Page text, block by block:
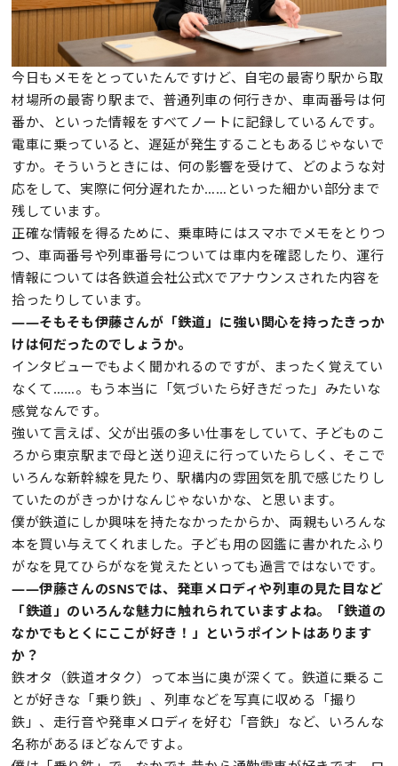
今日もメモをとっていたんですけど、自宅の最寄り駅から取
材場所の最寄り駅まで、普通列車の何行きか、車両番号は何
番か、といった情報をすべてノートに記録しているんです。
電車に乗っていると、遅延が発生することもあるじゃないで
すか。そういうときには、何の影響を受けて、どのような対
応をして、実際に何分遅れたか……といった細かい部分まで
残しています。
正確な情報を得るために、乗車時にはスマホでメモをとりつ
つ、車両番号や列車番号については車内を確認したり、運行
情報については各鉄道会社公式Xでアナウンスされた内容を
拾ったりしています。
——そもそも伊藤さんが「鉄道」に強い関心を持ったきっか
けは何だったのでしょうか。
インタビューでもよく聞かれるのですが、まったく覚えてい
なくて……。もう本当に「気づいたら好きだった」みたいな
感覚なんです。
強いて言えば、父が出張の多い仕事をしていて、子どものこ
ろから東京駅まで母と送り迎えに行っていたらしく、そこで
いろんな新幹線を見たり、駅構内の雰囲気を肌で感じたりし
ていたのがきっかけなんじゃないかな、と思います。
僕が鉄道にしか興味を持たなかったからか、両親もいろんな
本を買い与えてくれました。子ども用の図鑑に書かれたふり
がなを見てひらがなを覚えたといっても過言ではないです。
——伊藤さんのSNSでは、発車メロディや列車の見た目など
「鉄道」のいろんな魅力に触れられていますよね。「鉄道の
なかでもとくにここが好き！」というポイントはあります
か？
鉄オタ（鉄道オタク）って本当に奥が深くて。鉄道に乗るこ
とが好きな「乗り鉄」、列車などを写真に収める「撮り
鉄」、走行音や発車メロディを好む「音鉄」など、いろんな
名称があるほどなんですよ。